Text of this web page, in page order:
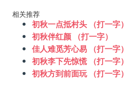
相关推荐
初秋一点抵村头 （打一字）
初秋伴红颜 （打一字）
佳人难觅芳心易 （打一字）
初秋李下先惊慌 （打一字）
初秋方到前面玩 （打一字）